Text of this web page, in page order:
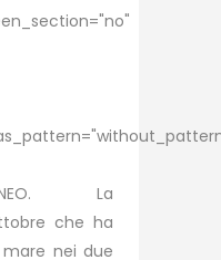
La
che ha
nei due